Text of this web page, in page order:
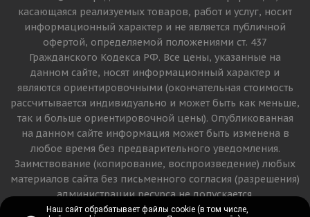
касающаяся реализуемых товаров, работ и услуг, носит
информационный характер и не является публичной
офертой, определяемой положениями ст. 437
Гражданского Кодекса РФ. Все цены, указанные на
данном сайте, носят информационный характер и
являются ориентировочными (окончательная стоимость
рассчитывается индивидуально и может быть как меньше,
так и больше ориентировочной цены). Опубликованная
на данном сайте информация может быть изменена в
любое время без предварительного уведомления.
Заимствование (копирование, воспроизведение) любых
материалов сайта без письменного согласия (разрешения)
администрации ресурса не допускается.
Наш сайт обрабатывает файлы cookie (в том числе,
Наш сайт обрабатывает файлы cookie (в том числе,